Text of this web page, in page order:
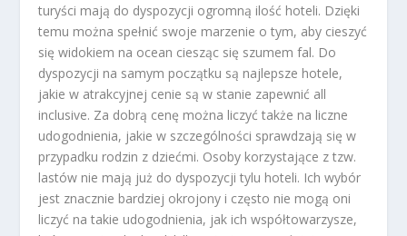
turyści mają do dyspozycji ogromną ilość hoteli. Dzięki
temu można spełnić swoje marzenie o tym, aby cieszyć
się widokiem na ocean ciesząc się szumem fal. Do
dyspozycji na samym początku są najlepsze hotele,
jakie w atrakcyjnej cenie są w stanie zapewnić all
inclusive. Za dobrą cenę można liczyć także na liczne
udogodnienia, jakie w szczególności sprawdzają się w
przypadku rodzin z dziećmi. Osoby korzystające z tzw.
lastów nie mają już do dyspozycji tylu hoteli. Ich wybór
jest znacznie bardziej okrojony i często nie mogą oni
liczyć na takie udogodnienia, jak ich współtowarzysze,